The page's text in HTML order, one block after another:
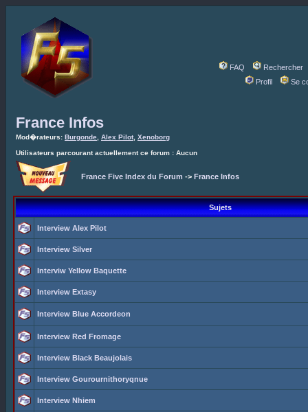
FAQ
Rechercher
Profil
Se
France Infos
Mod�rateurs: Burgonde Alex Pilot, Xenoborg
Utilisateurs parcourant actuellement ce forum : Aucun
France Five Index du Forum -> France Infos
Sujets
Interview Alex Pilot
Interview Silver
Interviw Yellow Baquette
Interview Extasy
Interview Blue Accordeon
Interview Red Fromage
Interview Black Beaujolais
Interview Gourournithoryqnue
Interview Nhiem